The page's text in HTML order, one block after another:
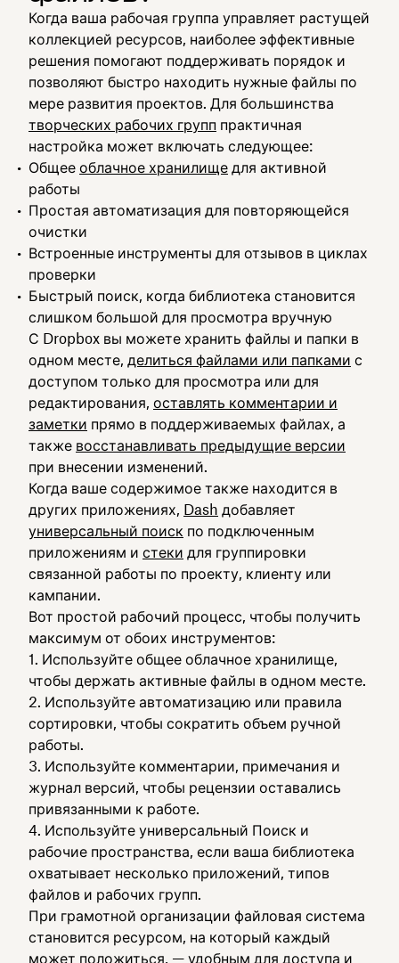
Когда ваша рабочая группа управляет растущей
коллекцией ресурсов, наиболее эффективные
решения помогают поддерживать порядок и
позволяют быстро находить нужные файлы по
мере развития проектов. Для большинства
творческих рабочих групп практичная
настройка может включать следующее:
Общее облачное хранилище для активной
работы
Простая автоматизация для повторяющейся
очистки
Встроенные инструменты для отзывов в циклах
проверки
Быстрый поиск, когда библиотека становится
слишком большой для просмотра вручную
С Dropbox вы можете хранить файлы и папки в
одном месте, делиться файлами или папками с
доступом только для просмотра или для
редактирования, оставлять комментарии и
заметки прямо в поддерживаемых файлах, а
также восстанавливать предыдущие версии
при внесении изменений.
Когда ваше содержимое также находится в
других приложениях, Dash добавляет
универсальный поиск по подключенным
приложениям и стеки для группировки
связанной работы по проекту, клиенту или
кампании.
Вот простой рабочий процесс, чтобы получить
максимум от обоих инструментов:
Используйте общее облачное хранилище,
чтобы держать активные файлы в одном месте.
Используйте автоматизацию или правила
сортировки, чтобы сократить объем ручной
работы.
Используйте комментарии, примечания и
журнал версий, чтобы рецензии оставались
привязанными к работе.
Используйте универсальный Поиск и
рабочие пространства, если ваша библиотека
охватывает несколько приложений, типов
файлов и рабочих групп.
При грамотной организации файловая система
становится ресурсом, на который каждый
может положиться, — удобным для доступа и